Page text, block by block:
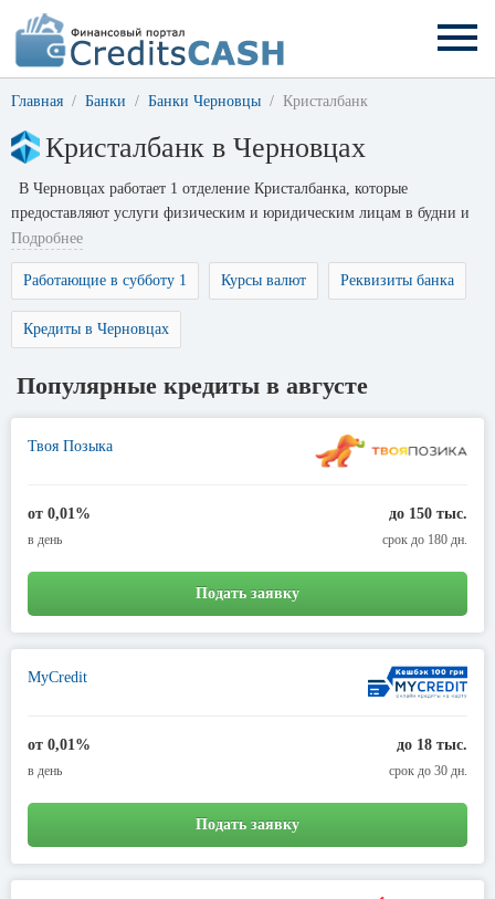
Главная Банки Банки Черновцы Кристалбанк
Кристалбанк в Черновцах
В Черновцах работает 1 отделение Кристалбанка, которые
предоставляют услуги физическим и юридическим лицам в будни и
выходные дни.
Подробнее
Работающие в субботу 1 Курсы валют Реквизиты банка
Кредиты в Черновцах
Популярные кредиты в августе
Твоя Позыка
от 0,01%
в день
до 150 тыс.
срок до 180 дн.
Подать заявку
MyCredit
от 0,01%
в день
до 18 тыс.
срок до 30 дн.
Подать заявку